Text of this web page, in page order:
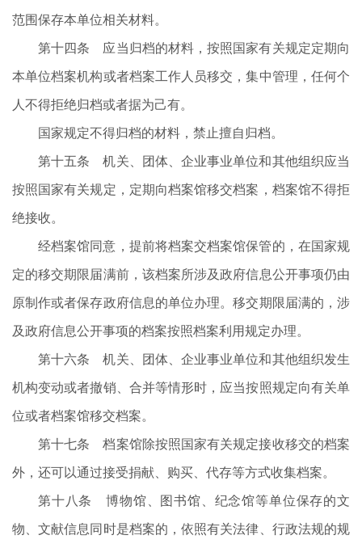
范围保存本单位相关材料。
第十四条 应当归档的材料，按照国家有关规定定期向
本单位档案机构或者档案工作人员移交，集中管理，任何个
人不得拒绝归档或者据为己有。
国家规定不得归档的材料，禁止擅自归档。
第十五条 机关、团体、企业事业单位和其他组织应当
按照国家有关规定，定期向档案馆移交档案，档案馆不得拒
绝接收。
经档案馆同意，提前将档案交档案馆保管的，在国家规
定的移交期限届满前，该档案所涉及政府信息公开事项仍由
原制作或者保存政府信息的单位办理。移交期限届满的，涉
及政府信息公开事项的档案按照档案利用规定办理。
第十六条 机关、团体、企业事业单位和其他组织发生
机构变动或者撤销、合并等情形时，应当按照规定向有关单
位或者档案馆移交档案。
第十七条 档案馆除按照国家有关规定接收移交的档案
外，还可以通过接受捐献、购买、代存等方式收集档案。
第十八条 博物馆、图书馆、纪念馆等单位保存的文
物、文献信息同时是档案的，依照有关法律、行政法规的规